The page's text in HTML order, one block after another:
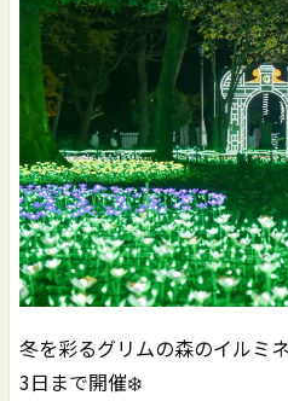
冬を彩るグリムの森のイルミ
3日まで開催❄️